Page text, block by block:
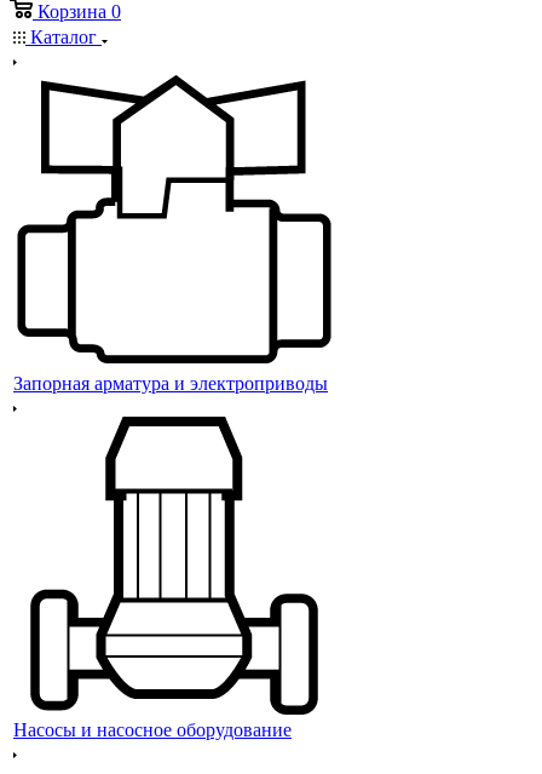
Корзина 0
Каталог
Запорная арматура и электроприводы
Насосы и насосное оборудование